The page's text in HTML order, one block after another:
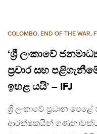
COLOMBO, END OF THE WAR,
‘ශ්‍රී ලංකාවේ
ප්‍රචාර සහ
ඉහළ යයි’ – IFJ
ශ්‍රී ලංකාවේ ප්‍රධාන
ආරක්ෂකයින්